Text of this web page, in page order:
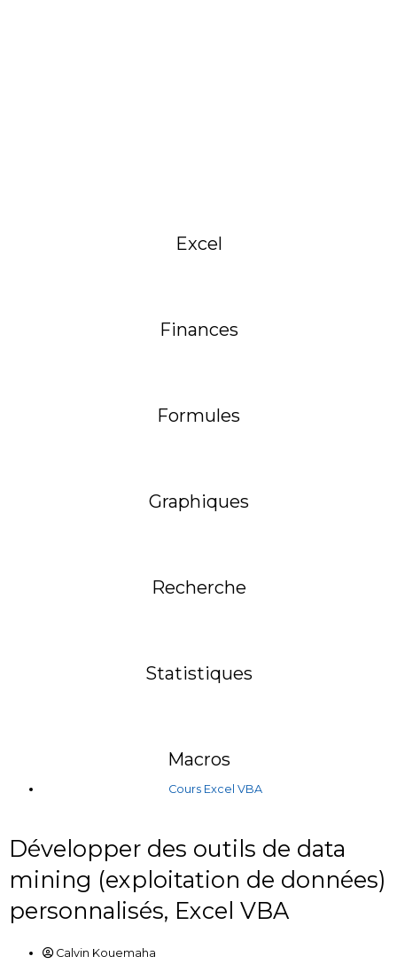
Excel
Finances
Formules
Graphiques
Recherche
Statistiques
Macros
Cours Excel VBA
Développer des outils de data
mining (exploitation de données)
personnalisés, Excel VBA
Calvin Kouemaha